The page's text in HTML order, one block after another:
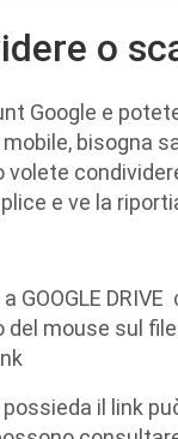
o
Google e
bisogna
volete
e ve la
GOOGLE
mouse sul
il link